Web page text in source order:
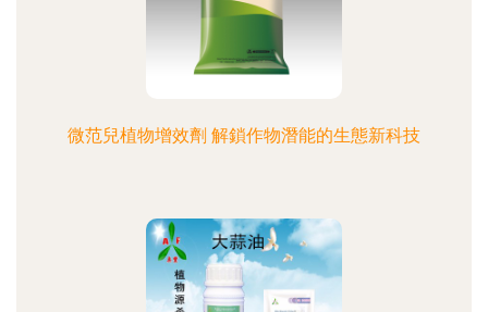
微范兒植物增效劑 解鎖作物潛能的生態新科技